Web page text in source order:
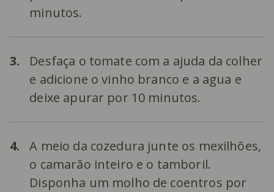
minutos.
3.
Desfaça o tomate com a ajuda da colher
e adicione o vinho branco e a agua e
deixe apurar por 10 minutos.
4.
A meio da cozedura junte os mexilhões,
o camarão inteiro e o tamboril.
Disponha um molho de coentros por